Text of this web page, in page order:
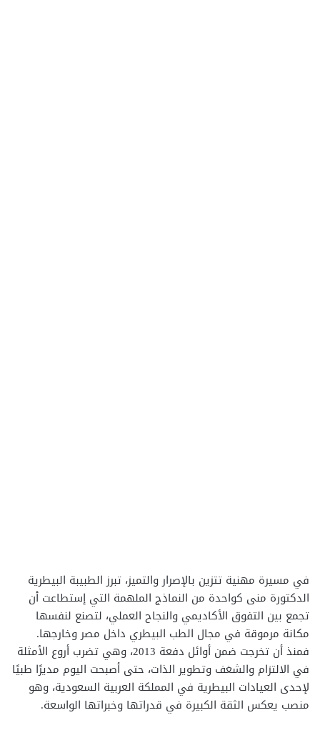
في مسيرة مهنية تتزين بالإصرار والتميز، تبرز الطبيبة البيطرية
الدكتورة منى كواحدة من النماذج الملهمة التي إستطاعت أن
تجمع بين التفوق الأكاديمي والنجاح العملي، لتصنع لنفسها
مكانة مرموقة في مجال الطب البيطري داخل مصر وخارجها.
فمنذ أن تخرجت ضمن أوائل دفعة 2013، وهي تضرب أروع الأمثلة
في الالتزام والشغف وتطوير الذات، حتى أصبحت اليوم مديرًا طبيًا
لإحدى العيادات البيطرية في المملكة العربية السعودية، وهو
منصب يعكس الثقة الكبيرة في قدراتها وخبراتها الواسعة.